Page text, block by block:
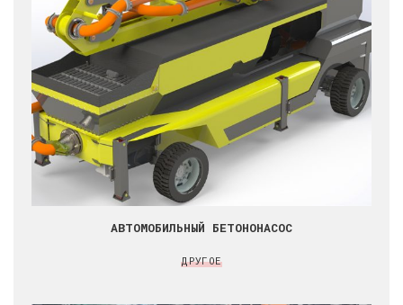
АВТОМОБИЛЬНЫЙ БЕТОНОНАСОС
ДРУГОЕ